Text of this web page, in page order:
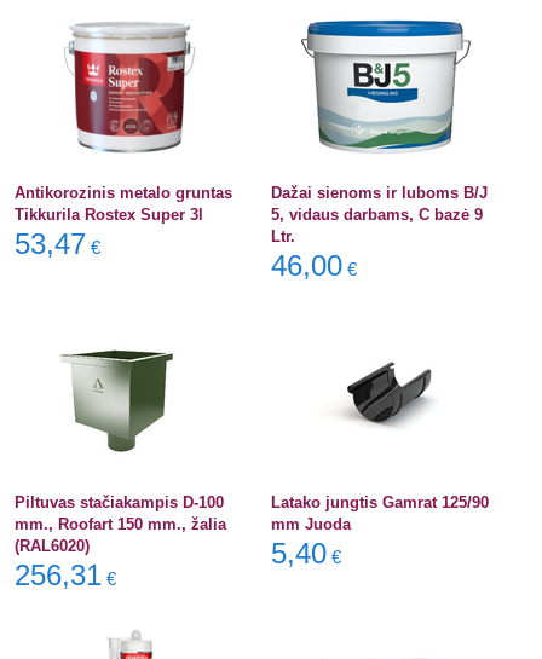
Antikorozinis metalo gruntas
Tikkurila Rostex Super 3l
53,47 €
Dažai sienoms ir luboms B/J
5, vidaus darbams, C bazė 9
Ltr.
46,00 €
Piltuvas stačiakampis D-100
mm., Roofart 150 mm., žalia
(RAL6020)
256,31 €
Latako jungtis Gamrat 125/90
mm Juoda
5,40 €